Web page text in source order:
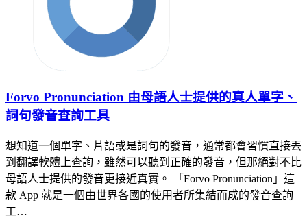
Forvo Pronunciation 由母語人士提供的真人單字、
詞句發音查詢工具
想知道一個單字、片語或是詞句的發音，通常都會習慣直接丟
到翻譯軟體上查詢，雖然可以聽到正確的發音，但那絕對不比
母語人士提供的發音更接近真實。 「Forvo Pronunciation」這
款 App 就是一個由世界各國的使用者所集結而成的發音查詢
工…